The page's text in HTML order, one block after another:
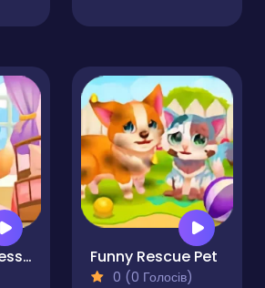
Funny Kitty Dressup Funny Rescue Pet
0 (0 Голосів)